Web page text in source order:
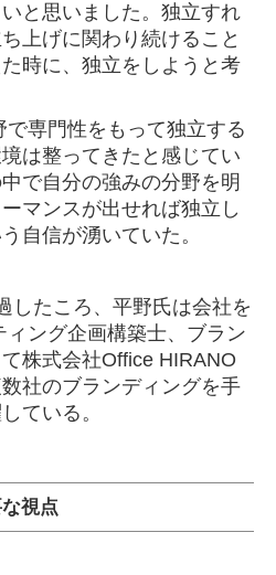
と思いました。独立すれ
上げに関わり続けること
時に、独立をしようと考
専門性をもって独立する
は整ってきたと感じてい
で自分の強みの分野を明
マンスが出せれば独立し
自信が湧いていた。
したころ、平野氏は会社を
ング企画構築士、ブラン
株式会社Office HIRANO
社のブランディングを手
ている。
視点